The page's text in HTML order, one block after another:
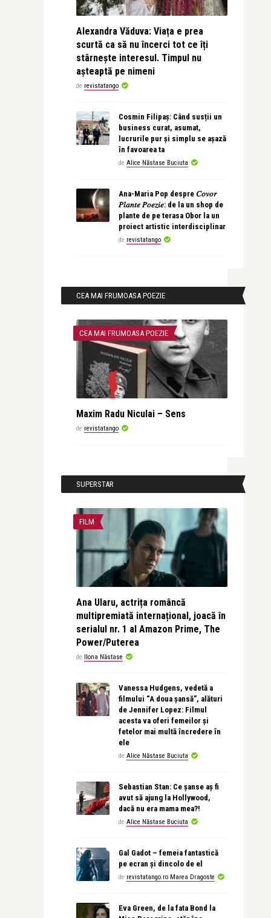
Alexandra Văduva: Viața e prea
scurtă ca să nu încerci tot ce îți
stârnește interesul. Timpul nu
așteaptă pe nimeni
de revistatango
Cosmin Filipaș: Când susții un
business curat, asumat,
lucrurile pur și simplu se așază
în favoarea ta
de Alice Năstase Buciuta
Ana-Maria Pop despre 𝐶𝑜𝑣𝑜𝑟
𝑃𝑙𝑎𝑛𝑡𝑒 𝑃𝑜𝑒𝑧𝑖𝑒: de la un shop de
plante de pe terasa Obor la un
proiect artistic interdisciplinar
de revistatango
CEA MAI FRUMOASA POEZIE
CEA MAI FRUMOASA POEZIE
Maxim Radu Niculai – Sens
de revistatango
SUPERSTAR
FILM
Ana Ularu, actrița româncă
multipremiată internațional, joacă în
serialul nr. 1 al Amazon Prime, The
Power/Puterea
de Ilona Năstase
Vanessa Hudgens, vedetă a
filmului “A doua șansă”, alături
de Jennifer Lopez: Filmul
acesta va oferi femeilor și
fetelor mai multă încredere în
ele
de Alice Năstase Buciuta
Sebastian Stan: Ce șanse aș fi
avut să ajung la Hollywood,
dacă nu era mama mea?!
de Alice Năstase Buciuta
Gal Gadot – femeia fantastică
pe ecran și dincolo de el
de revistatango.ro Marea Dragoste
Eva Green, de la fata Bond la